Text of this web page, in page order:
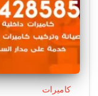
كاميرات